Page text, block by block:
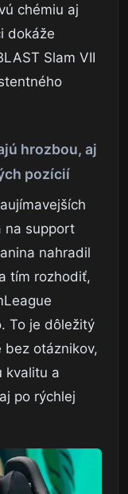
chémiu aj
dokáže
Slam VII
hrozbou, aj
pozícií
na support
nahradil
tím rozhodiť,
To je dôležitý
bez otáznikov,
kvalitu a
po rýchlej